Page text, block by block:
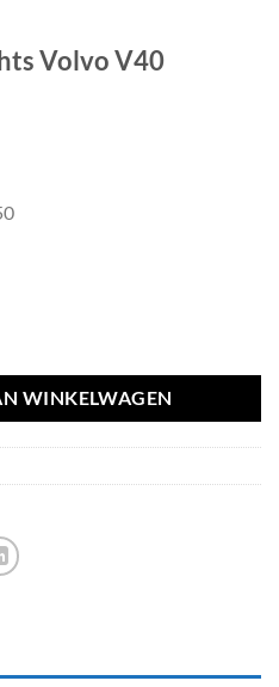
Volvo V40
WINKELWAGEN